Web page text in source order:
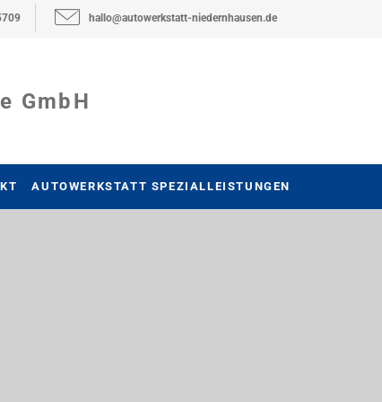
hallo@autowerkstatt-niedernhausen.de
GmbH
AUTOWERKSTATT SPEZIALLEISTUNGEN